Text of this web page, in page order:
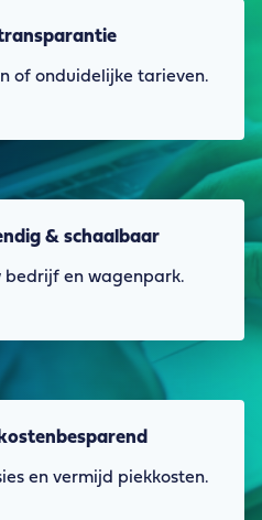
of onduidelijke tarieven.
& schaalbaar
bedrijf en wagenpark.
en vermijd piekkosten.